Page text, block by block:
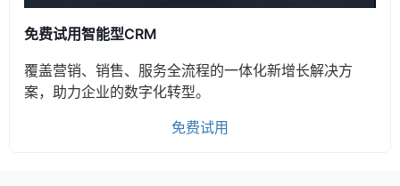
免费试用智能型CRM
覆盖营销、销售、服务全流程的一体化新增长解决方
案，助力企业的数字化转型。
免费试用